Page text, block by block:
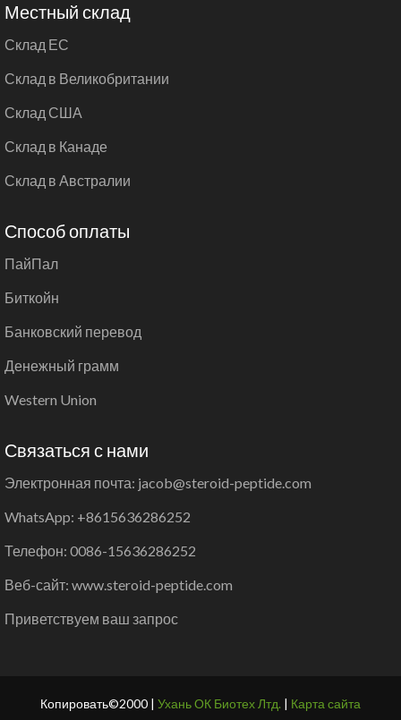
Местный склад
Склад ЕС
Склад в Великобритании
Склад США
Склад в Канаде
Склад в Австралии
Способ оплаты
ПайПал
Биткойн
Банковский перевод
Денежный грамм
Western Union
Связаться с нами
Электронная почта: jacob@steroid-peptide.com
WhatsApp: +8615636286252
Телефон: 0086-15636286252
Веб-сайт: www.steroid-peptide.com
Приветствуем ваш запрос
Копировать©2000 | Ухань ОК Биотех Лтд. | Карта сайта